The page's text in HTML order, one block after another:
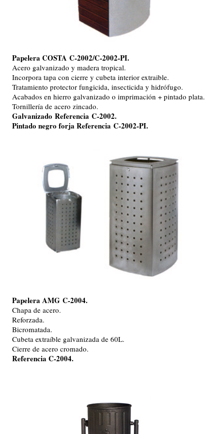
Papelera COSTA C-2002/C-2002-PI.
Acero galvanizado y madera tropical.
Incorpora tapa con cierre y cubeta interior extraible.
Tratamiento protector fungicida, insecticida y hidrófugo.
Acabados en hierro galvanizado o imprimación + pintado plata.
Tornillería de acero zincado.
Galvanizado Referencia C-2002.
Pintado negro forja Referencia C-2002-PI.
Papelera AMG C-2004.
Chapa de acero.
Reforzada.
Bicromatada.
Cubeta extraíble galvanizada de 60L.
Cierre de acero cromado.
Referencia C-2004.